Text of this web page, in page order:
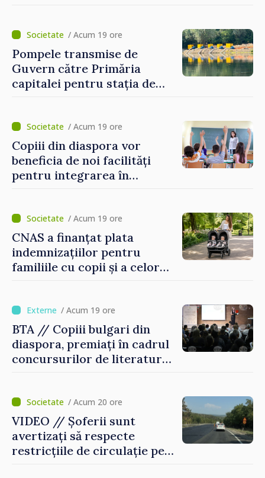
invitați să se înscrie la
eveniment
/ Acum 19 ore
Pompele transmise de
Guvern către Primăria
capitalei pentru stația de
puse în funcțiune
/ Acum 19 ore
Copiii din diaspora vor
beneficia de noi facilități
pentru integrarea în
/ Acum 19 ore
CNAS a finanțat plata
indemnizațiilor pentru
familiile cu copii și a celor
/ Acum 19 ore
BTA // Copiii bulgari din
diaspora, premiați în cadrul
concursurilor de literatură,
Bulgarii din Străinătate
/ Acum 20 ore
VIDEO // Șoferii sunt
avertizați să respecte
restricțiile de circulație pe